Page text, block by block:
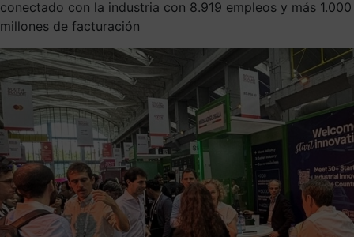
conectado con la industria con 8.919 empleos y más 1.000
millones de facturación